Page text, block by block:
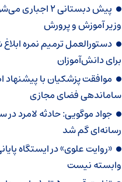
پیش دبستانی ۲
وزیر آموزش و پرورش
دستورالعمل ترمیم نمره
برای دانش‌آموزان
موافقت پزشکیان با پیشنهاد
ساماندهی فضای مجازی
جواد موگویی: حادثه لامرد در
رسانه‌ای گم شد
«روایت علوی» در ایستگاه
وابسته نیست